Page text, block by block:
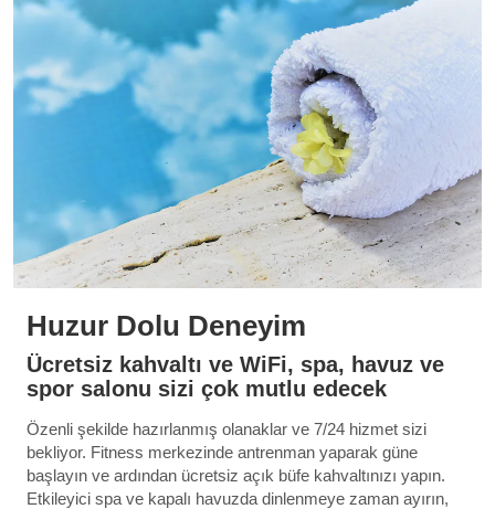
Huzur Dolu Deneyim
Ücretsiz kahvaltı ve WiFi, spa, havuz ve
spor salonu sizi çok mutlu edecek
Özenli şekilde hazırlanmış olanaklar ve 7/24 hizmet sizi
bekliyor. Fitness merkezinde antrenman yaparak güne
başlayın ve ardından ücretsiz açık büfe kahvaltınızı yapın.
Etkileyici spa ve kapalı havuzda dinlenmeye zaman ayırın,